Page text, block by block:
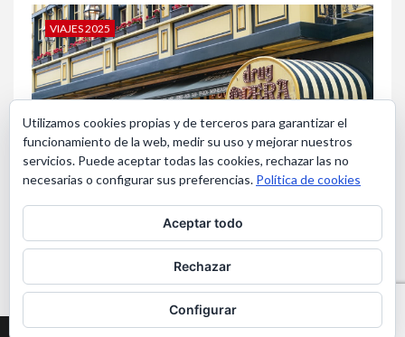
VIAJES 2025
Utilizamos cookies propias y de terceros para garantizar el
funcionamiento de la web, medir su uso y mejorar nuestros
servicios. Puede aceptar todas las cookies, rechazar las no
necesarias o configurar sus preferencias. Política de cookies
Aceptar todo
Rechazar
Configurar